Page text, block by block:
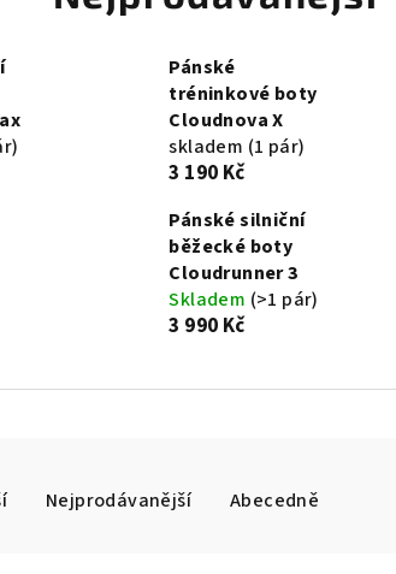
Pánské
tréninkové boty
Cloudnova X
skladem (1 pár)
3 190 Kč
Pánské silniční
běžecké boty
Cloudrunner 3
Skladem (>1 pár)
3 990 Kč
Nejprodávanější Abecedně